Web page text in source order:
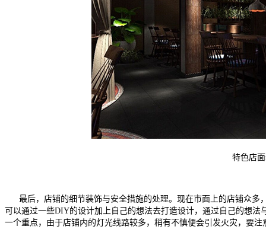
特色店
最后，店铺的细节装饰与安全措施的处理。现在市面上的店铺众多
可以通过一些DIY的设计加上自己的想法去打造设计，通过自己的想
一个重点，由于店铺内的灯光线路较多，稍有不慎便会引发火灾，要